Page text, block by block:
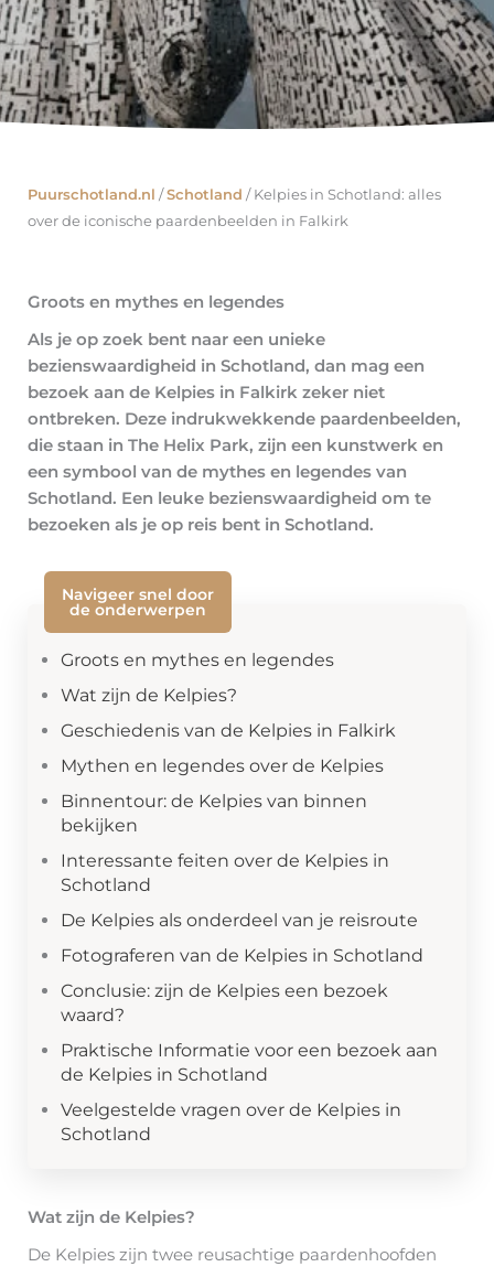
Puurschotland.nl /Schotland /Kelpies in Schotland: alles
over de iconische paardenbeelden in Falkirk
Groots en mythes en legendes
Als je op zoek bent naar een unieke
bezienswaardigheid in Schotland, dan mag een
bezoek aan de Kelpies in Falkirk zeker niet
ontbreken. Deze indrukwekkende paardenbeelden,
die staan in The Helix Park, zijn een kunstwerk en
een symbool van de mythes en legendes van
Schotland. Een leuke bezienswaardigheid om te
bezoeken als je op reis bent in Schotland.
Navigeer snel door
de onderwerpen
Groots en mythes en legendes
Wat zijn de Kelpies?
Geschiedenis van de Kelpies in Falkirk
Mythen en legendes over de Kelpies
Binnentour: de Kelpies van binnen
bekijken
Interessante feiten over de Kelpies in
Schotland
De Kelpies als onderdeel van je reisroute
Fotograferen van de Kelpies in Schotland
Conclusie: zijn de Kelpies een bezoek
waard?
Praktische Informatie voor een bezoek aan
de Kelpies in Schotland
Veelgestelde vragen over de Kelpies in
Schotland
Wat zijn de Kelpies?
De Kelpies zijn twee reusachtige paardenhoofden